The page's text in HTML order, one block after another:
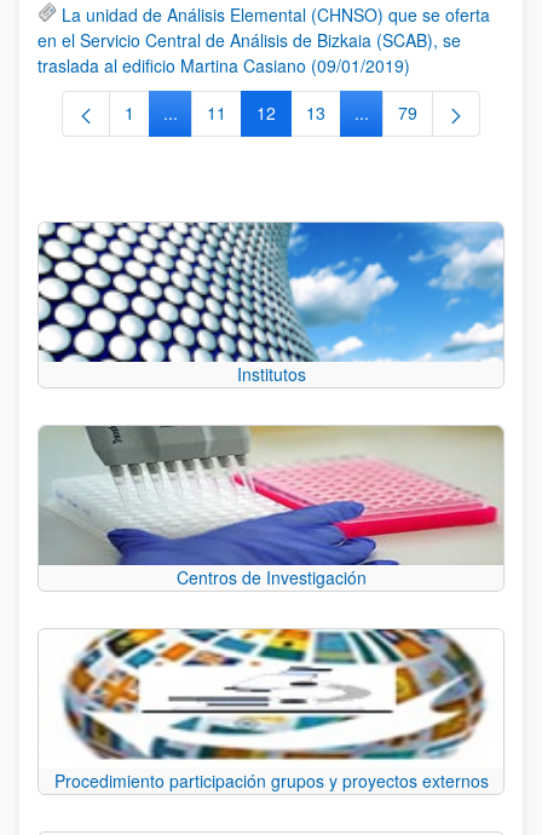
La unidad de Análisis Elemental (CHNSO) que se oferta
en el Servicio Central de Análisis de Bizkaia (SCAB), se
traslada al edificio Martina Casiano (09/01/2019)
Página
1 ...Páginas intermedias Use TAB para desplazarse.
Página
11 Página
12 Página
13 ...Páginas intermedias
Página
79
Institutos
Centros de Investigación
Procedimiento participación grupos y proyectos externos